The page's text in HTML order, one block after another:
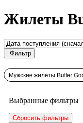
Жилеты
Фильтр
Мужские жилеты Butter
Выбранные фильтры
Сбросить фильтры